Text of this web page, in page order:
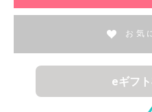
お気
eギフ